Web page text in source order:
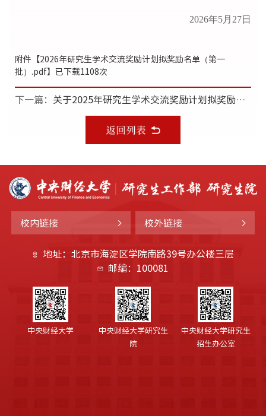
2026年5月27日
附件【2026年研究生学术交流奖励计划拟奖励名单（第一
批）.pdf】已下载1108次
下一篇： 关于2025年研究生学术交流奖励计划拟奖励名单（第三批）的公示
校内链接 校外链接
地址：北京市海淀区学院南路39号办公楼三层
邮编：100081
中央财经大学
中央财经大学研究生
院
中央财经大学研究生
招生办公室